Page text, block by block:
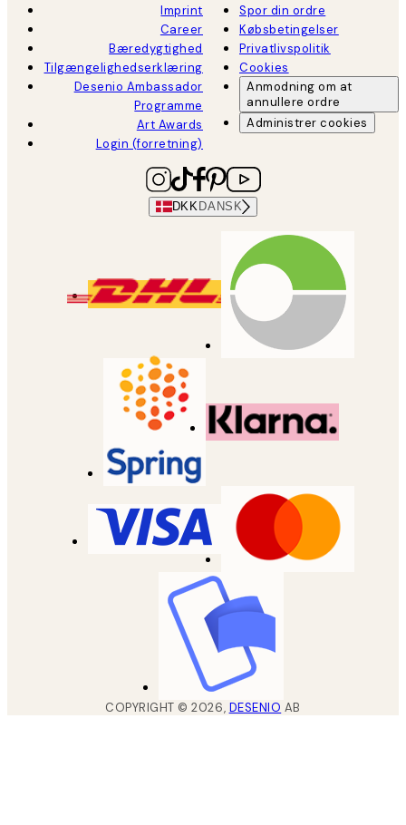
Imprint
Career
Bæredygtighed
Tilgængelighedserklæring
Desenio Ambassador
Programme
Art Awards
Login (forretning)
Spor din ordre
Købsbetingelser
Privatlivspolitik
Cookies
Anmodning om at
annullere ordre
Administrer cookies
DKK DANSK
COPYRIGHT ©2026, DESENIO AB